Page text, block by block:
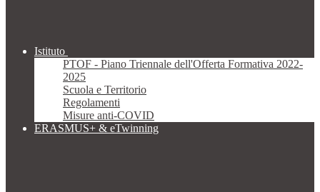
Istituto
PTOF - Piano Triennale dell'Offerta Formativa 2022-
2025
Scuola e Territorio
Regolamenti
Misure anti-COVID
ERASMUS+ & eTwinning